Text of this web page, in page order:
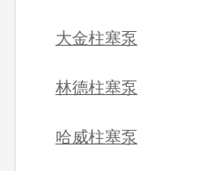
大金柱塞泵
林德柱塞泵
哈威柱塞泵